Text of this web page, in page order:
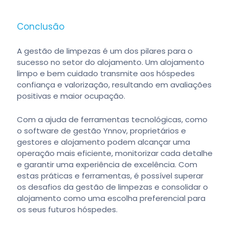
Conclusão
A gestão de limpezas é um dos pilares para o
sucesso no setor do alojamento. Um alojamento
limpo e bem cuidado transmite aos hóspedes
confiança e valorização, resultando em avaliações
positivas e maior ocupação.
Com a ajuda de ferramentas tecnológicas, como
o software de gestão Ynnov, proprietários e
gestores e alojamento podem alcançar uma
operação mais eficiente, monitorizar cada detalhe
e garantir uma experiência de excelência. Com
estas práticas e ferramentas, é possível superar
os desafios da gestão de limpezas e consolidar o
alojamento como uma escolha preferencial para
os seus futuros hóspedes.